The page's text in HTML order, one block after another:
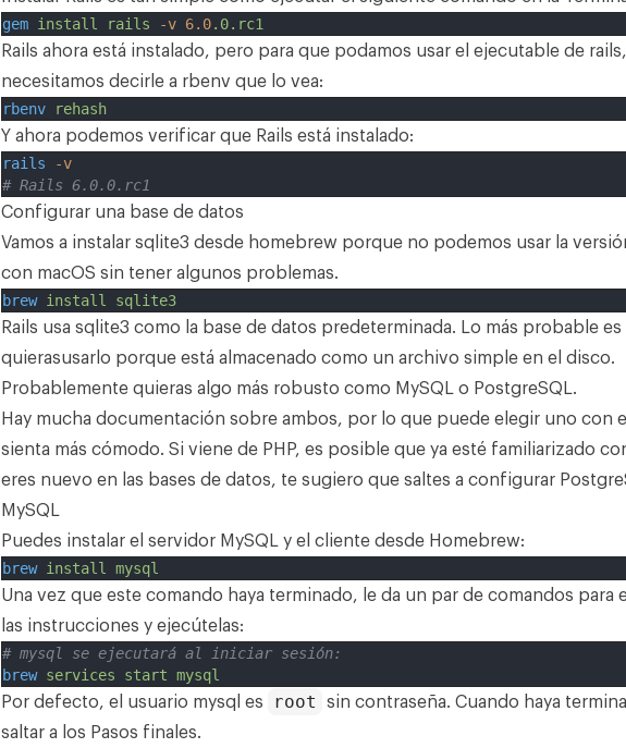
gem install rails -v 6.0.0.rc1
Rails ahora está instalado, pero para que podamos usar el ejecutable de rails,
necesitamos decirle a rbenv que lo vea:
rbenv
rehash
Y ahora podemos verificar que Rails está instalado:
rails
-v
# Rails 6.0.0.rc1
Configurar una base de datos
Vamos a instalar sqlite3 desde homebrew porque no podemos usar la
con macOS sin tener algunos problemas.
brew install
sqlite3
Rails usa sqlite3 como la base de datos predeterminada. Lo más probable
quierasusarlo porque está almacenado como un archivo simple en el disco.
Probablemente quieras algo más robusto como MySQL o PostgreSQL.
Hay mucha documentación sobre ambos, por lo que puede elegir uno con
sienta más cómodo. Si viene de PHP, es posible que ya esté familiarizado
eres nuevo en las bases de datos, te sugiero que saltes a configurar
MySQL
Puedes instalar el servidor MySQL y el cliente desde Homebrew:
brew install
mysql
Una vez que este comando haya terminado, le da un par de comandos para
las instrucciones y ejecútelas:
# mysql se ejecutará al iniciar sesión:
brew services start mysql
Por defecto, el usuario mysql es
root
sin contraseña. Cuando haya
saltar a los Pasos finales.